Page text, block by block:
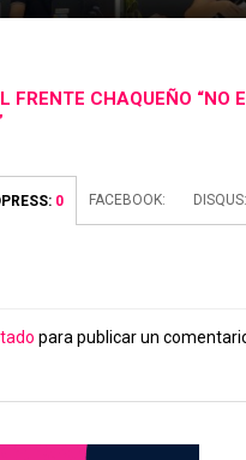
FRENTE CHAQUEÑO “NO
0 FACEBOOK:
para publicar un